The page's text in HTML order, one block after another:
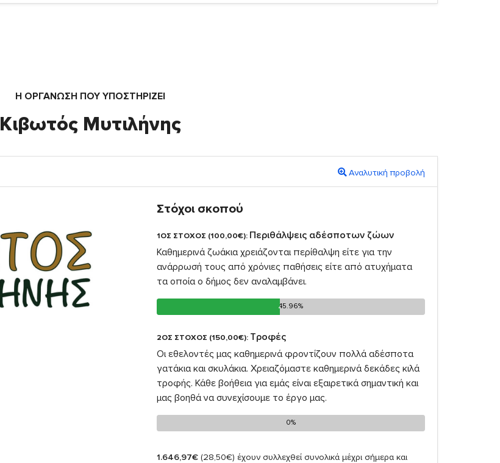
Η ΟΡΓΆΝΩΣΗ ΠΟΥ ΥΠΟΣΤΗΡΙΖΕΙ
Κιβωτός Μυτιλήνης
Αναλυτική προβολή
Στόχοι σκοπού
1ΟΣ ΣΤΟΧΟΣ (100,00€): Περιθάλψεις αδέσποτων ζώων
Καθημερινά ζωάκια χρειάζονται περίθαλψη είτε για την
ανάρρωσή τους από χρόνιες παθήσεις είτε από ατυχήματα
τα οποία ο δήμος δεν αναλαμβάνει.
45.96%
45.96%
2ΟΣ ΣΤΟΧΟΣ (150,00€): Τροφές
Οι εθελοντές μας καθημερινά φροντίζουν πολλά αδέσποτα
γατάκια και σκυλάκια. Χρειαζόμαστε καθημερινά δεκάδες κιλά
τροφής. Κάθε βοήθεια για εμάς είναι εξαιρετικά σημαντική και
μας βοηθά να συνεχίσουμε το έργο μας.
0%
0%
1.646,97€ (28,50€) έχουν συλλεχθεί συνολικά μέχρι σήμερα και